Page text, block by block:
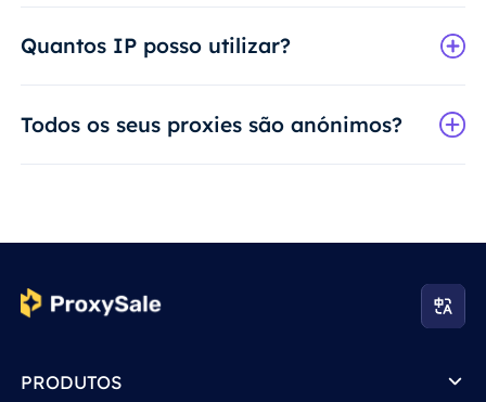
Quantos IP posso utilizar?
Todos os seus proxies são anónimos?
PRODUTOS